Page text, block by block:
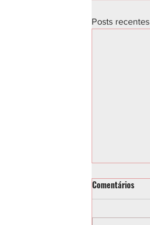
Posts recentes
Comentários